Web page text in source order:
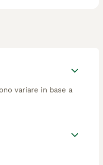
variare in base a